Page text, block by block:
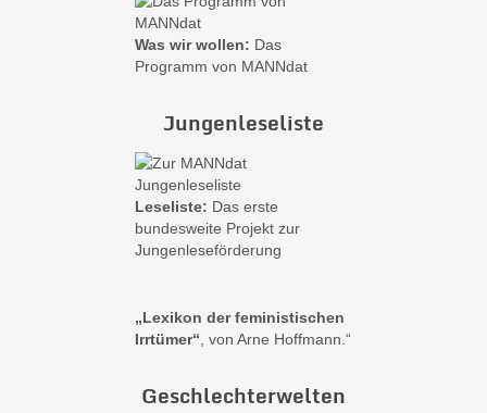
Was wir wollen: Das
Programm von MANNdat
Jungenleseliste
Leseliste: Das erste
bundesweite Projekt zur
Jungenleseförderung
„Lexikon der feministischen
Irrtümer“ , von Arne Hoffmann.“
Geschlechterwelten